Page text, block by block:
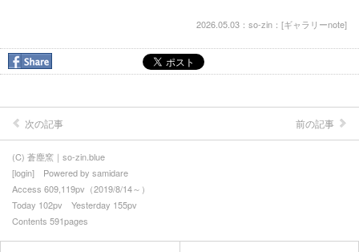
2026.05.03：so-zin：[ギャラリーnote]
次の記事 前の記事
(C) 蒼塵窯｜so-zin.blue
[login] Powered by samidare
Access 609,119pv（2019/8/14～）
Today 102pv Yesterday 155pv
Contents 591pages